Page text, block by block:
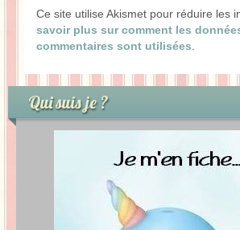
Ce site utilise Akismet pour réduire les
savoir plus sur comment les
commentaires sont utilisées
Qui suis je ?